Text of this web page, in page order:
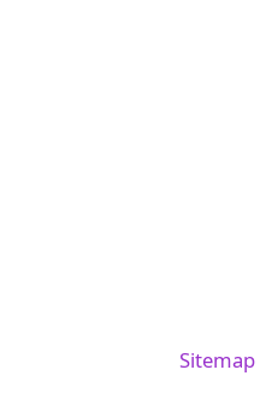
Sitemap